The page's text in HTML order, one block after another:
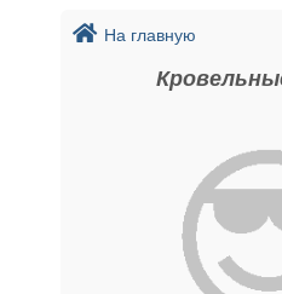
На главную